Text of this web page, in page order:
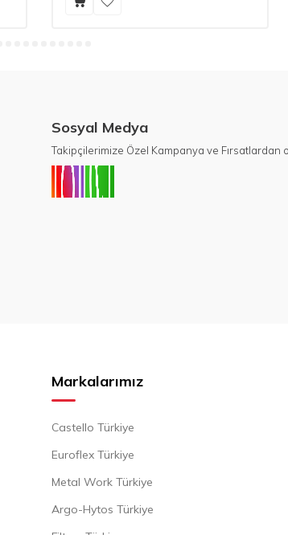
Sosyal Medya
Takipçilerimize Özel Kampanya ve
Markalarımız
Castello Türkiye
Euroflex Türkiye
Metal Work Türkiye
Argo-Hytos Türkiye